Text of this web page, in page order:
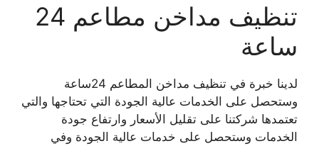
تنظيف مداخن مطاعم 24
ساعة
لدينا خبرة في تنظيف مداخن المطاعم 24ساعة
وستحصل على الخدمات عالية الجودة التي تحتاجها والتي
تعتمدها شركتنا على تقليل الأسعار وارتفاع جودة
الخدمات وستحصل على خدمات عالية الجودة وفي